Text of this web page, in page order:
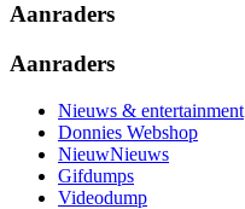
Aanraders
Aanraders
Nieuws & entertainment
Donnies Webshop
NieuwNieuws
Gifdumps
Videodump